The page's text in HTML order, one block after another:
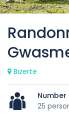
Bizerte
Number
25